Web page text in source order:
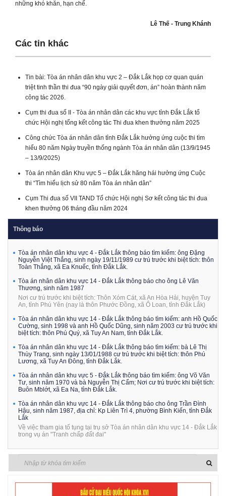
những khó khăn, hạn chế.
Lê Thế - Trung Khánh
Các tin khác
Tin bài: Tòa án nhân dân khu vực 2 – Đắk Lắk họp cơ quan quán
triệt tinh thần thi đua “90 ngày giải quyết đơn, án” hoàn thành năm
công tác 2026.
Cụm thi đua số II - Tòa án nhân dân các khu vực tỉnh Đắk Lắk tổ
chức Hội nghị tổng kết công tác Thi đua khen thưởng năm 2025
Công chức Tòa án nhân dân tỉnh Đắk Lắk hưởng ứng cuộc thi tìm
hiểu 80 năm Ngày truyền thống ngành Tòa án nhân dân (13/9/1945
– 13/9/2025)
Tòa án nhân dân Khu vực 5 – Đắk Lắk hăng hái hưởng ứng Cuộc
thi “Tìm hiểu lịch sử 80 năm Tòa án nhân dân”
Cụm Thi đua số VII TAND Tổ chức Hội nghị Sơ kết công tác thi đua
khen thưởng 06 tháng đầu năm 2024
Thông báo
Tòa án nhân dân khu vực 4 - Đắk Lắk thông báo tìm kiếm: ông Đặng
Nguyễn Việt Thắng, sinh ngày 19/11/1989 cư trú trước khi biệt tích: thôn
Toàn Thắng, xã Ea Knuếc, tỉnh Đắk Lắk.
Tòa án nhân dân khu vực 14 - Đắk Lắk thông báo cho ông Lê Văn
Thương, sinh năm 1987
Nơi cư trú trước khi biệt tích: Thôn Xóm Cát, xã An Hòa Hải, huyện Tuy
An, tỉnh Phú Yên (nay là thôn Phước Đồng, xã Ô Loan, tỉnh Đắk Lắk)
Tòa án nhân dân khu vực 14 - Đắk Lắk thông báo tìm kiếm: anh Hồ Quốc
Cường, sinh 1998 và anh Hồ Quốc Dũng, sinh năm 2003 cư trú trước khi
biệt tích: thôn Phú Quý, xã Tuy An Nam, tỉnh Đắk Lắk.
Tòa án nhân dân khu vực 14 - Đắk Lắk thông báo tìm kiếm: bà Lê Thị
Thùy Trang, sinh ngày 13/01/1988 cư trú trước khi biệt tích: thôn Phú
Lương, xã Tuy An Đông, tỉnh Đắk Lắk.
Tòa án nhân dân khu vực 5 - Đắk Lắk thông báo tìm kiếm: ông Võ Văn
Tư, sinh năm 1970 và bà Nguyễn Thị Cẩm; Nơi cư trú trước khi biệt tích:
Buôn Mblớt, xã Ea Na, tỉnh Đắk Lắk.
Tòa án nhân dân khu vực 14 - Đắk Lắk thông báo cho ông Trần Đình
Hậu, sinh năm 1987, địa chỉ: Kp Liên Trì 4, phường Bình Kiến, tỉnh Đắk
Lắk
Về việc tham gia tố tụng tại trụ sở Tòa án nhân dân khu vực 14 - Đắk Lắk
trong vụ án "Tranh chấp đất đai"